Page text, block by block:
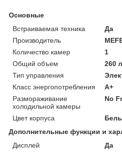
Основные
Встраиваемая техника
Да
Производитель
Количество камер
1
Общий объем
260 л
Тип управления
Класс энергопотребления
A+
Размораживание
холодильной камеры
No
Цвет корпуса
Дополнительные функции и
Дисплей
Да